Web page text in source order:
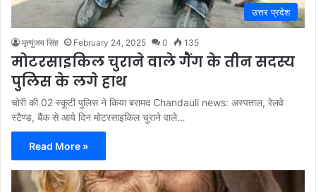
उत्तर प्रदेश
मृत्युंजय सिंह February 24, 2025 0 135
मोटरसाइकिल चुराने वाले गैंग के तीन सदस्य
पुलिस के लगे हाथ
चोरी की 02 स्कूटी पुलिस ने किया बरामद Chandauli news: अस्पताल, रेलवे
स्टैण्ड, बैंक से आये दिन मोटरसाइकिल चुराने वाले…
Read More »